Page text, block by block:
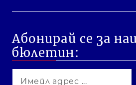
Абонирай се за
бюлетин: